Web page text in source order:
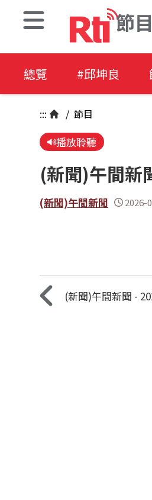
節目
總覽 #邱坤良
::: / 節目
播放聆聽
(新聞)午間新
(新聞)午間新聞 2026-
(新聞)午間新聞 -